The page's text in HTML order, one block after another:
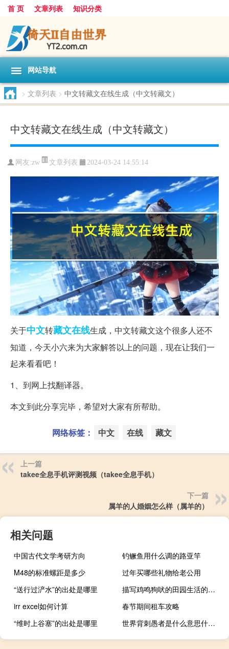
首 页 文章列表 知识分类
网站导航
> 文章列表 > 中文转藏文在线生成（中文转藏文）
中文转藏文在线生成（中文转藏文）
网友:zw 文章列表 2024-03-24 14:55:14
关于中文转藏文在线生成，中文转藏文这个很多人还不
知道，今天小六来为大家解答以上的问题，现在让我们一
起来看看吧！
1、到网上找翻译器。
本文到此分享完毕，希望对大家有所帮助。
网络标签： 中文 在线 藏文
上一篇
takee全息手机评测视频（takee全息手机）
下一篇
属羊的人婚姻怎么样（属羊的）
相关问题
中国古代文学考研方向
钓鳜鱼用什么调的路亚竿
M48的标准螺距是多少
过年买哪些礼物给老公用
“送行过浐水”的出处是哪里
描写鸡鸣狗吠的田园生活的诗句古诗
irr excel如何计算
春节期间租车攻略
“维时上谷塞”的出处是哪里
世界背刺愚者是什么意思什么梗